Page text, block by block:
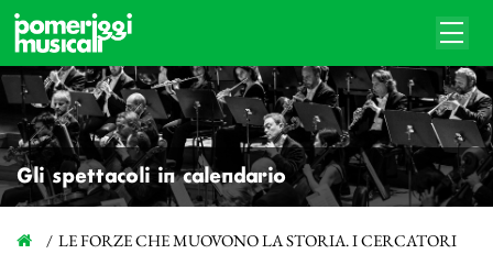
Gli spettacoli in calendario
LE FORZE CHE MUOVONO LA STORIA. I CERCATORI